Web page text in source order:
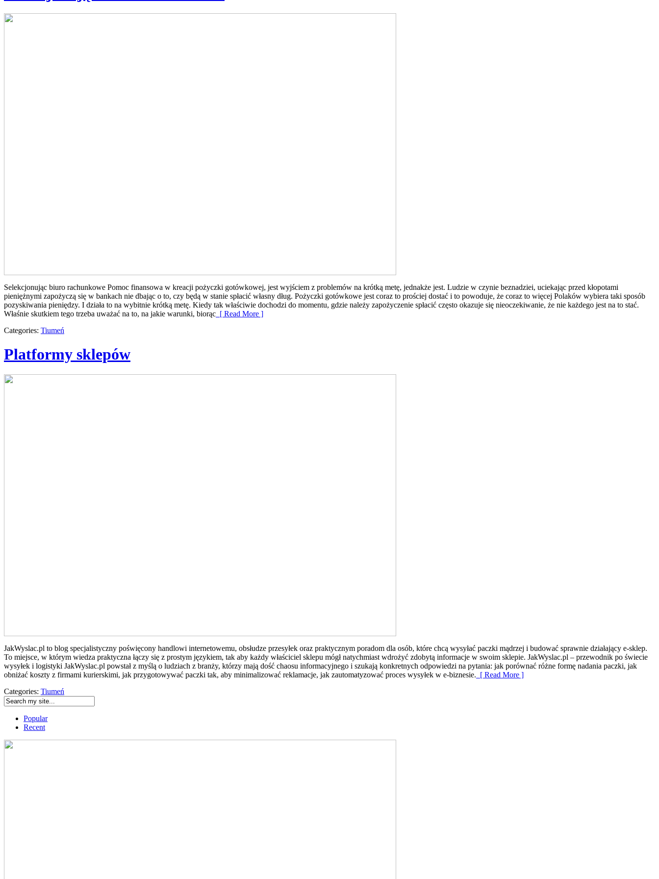
Selekcjonując biuro rachunkowe Pomoc finansowa w kreacji pożyczki gotówkowej, jest wyjściem z problemów na krótką metę, jednakże jest. Ludzie w czynie beznadziei, uciekając przed kłopotami
pieniężnymi zapożyczą się w bankach nie dbając o to, czy będą w stanie spłacić własny dług. Pożyczki gotówkowe jest coraz to prościej dostać i to powoduje, że coraz to więcej Polaków wybiera taki sposób
pozyskiwania pieniędzy. I działa to na wybitnie krótką metę. Kiedy tak właściwie dochodzi do momentu, gdzie należy zapożyczenie spłacić często okazuje się nieoczekiwanie, że nie każdego jest na to stać.
Właśnie skutkiem tego trzeba uważać na to, na jakie warunki, biorąc [ Read More ]
Categories: Tiumeń
Platformy sklepów
JakWyslac.pl to blog specjalistyczny poświęcony handlowi internetowemu, obsłudze przesyłek oraz praktycznym poradom dla osób, które chcą wysyłać paczki mądrzej i budować sprawnie działający e-sklep.
To miejsce, w którym wiedza praktyczna łączy się z prostym językiem, tak aby każdy właściciel sklepu mógł natychmiast wdrożyć zdobytą informacje w swoim sklepie. JakWyslac.pl – przewodnik po świecie
wysyłek i logistyki JakWyslac.pl powstał z myślą o ludziach z branży, którzy mają dość chaosu informacyjnego i szukają konkretnych odpowiedzi na pytania: jak porównać różne formę nadania paczki, jak
obniżać koszty z firmami kurierskimi, jak przygotowywać paczki tak, aby minimalizować reklamacje, jak zautomatyzować proces wysyłek w e-biznesie. [ Read More ]
Categories: Tiumeń
Popular
Recent